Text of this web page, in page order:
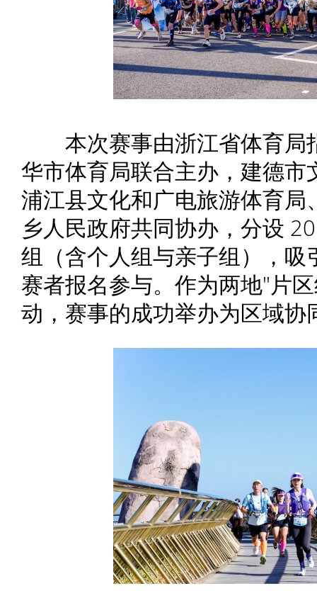
本次赛事由浙江省体育局
华市体育局联合主办，建德
浦江县文化和广电旅游体育
乡人民政府共同协办，分设
组（含个人组与亲子组），
赛者报名参与。作为两地"片
动，赛事的成功举办为区域